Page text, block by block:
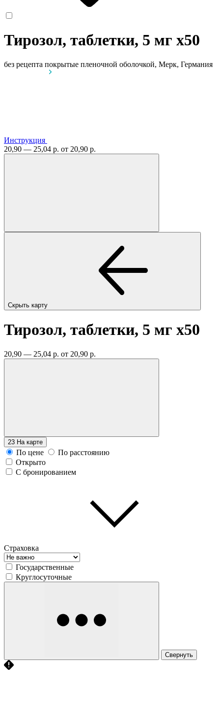
Тирозол, таблетки, 5 мг x50
без рецепта покрытые пленочной оболочкой, Мерк, Германия
Инструкция
20,90 — 25,04 р. от 20,90 р.
Скрыть карту
Тирозол, таблетки, 5 мг x50
20,90 — 25,04 р. от 20,90 р.
23 На карте
По цене
По расстоянию
Открыто
С бронированием
Страховка
Государственные
Круглосуточные
Свернуть